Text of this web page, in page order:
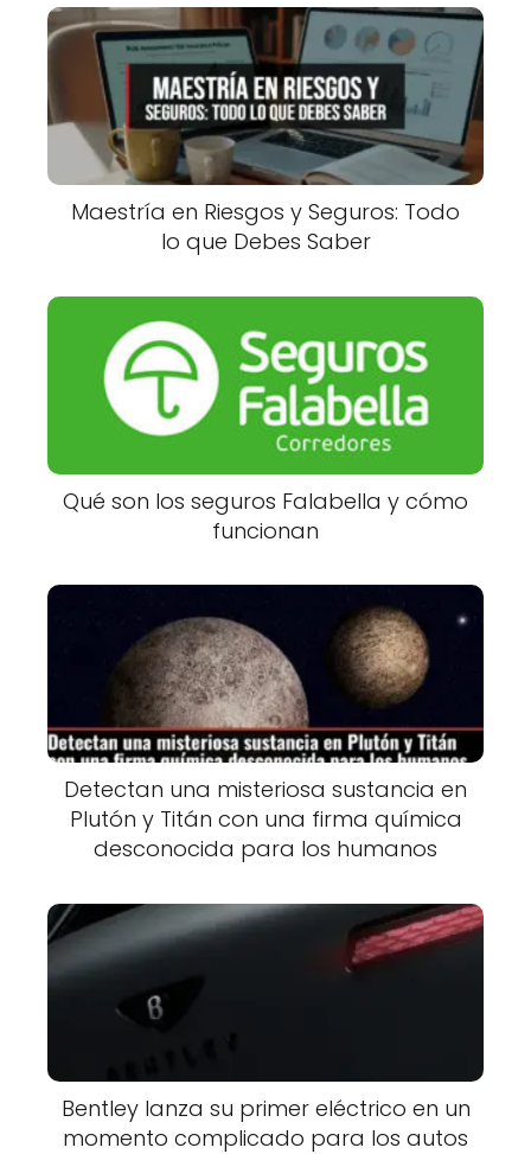
Maestría en Riesgos y Seguros: Todo
lo que Debes Saber
Qué son los seguros Falabella y cómo
funcionan
Detectan una misteriosa sustancia en
Plutón y Titán con una firma química
desconocida para los humanos
Bentley lanza su primer eléctrico en un
momento complicado para los autos